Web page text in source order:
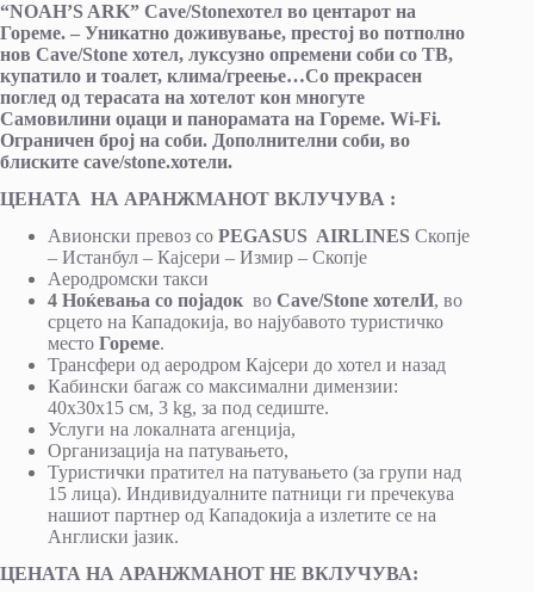
“NOAH’S ARK” Cave/Stoneхотел во центарот на
Гореме. – Уникатно доживување, престој во потполно
нов Cave/Stone хотел, луксузно опремени соби со ТВ,
купатило и тоалет, клима/греење…Со прекрасен
поглед од терасата на хотелот кон многуте
Самовилини оџаци и панорамата на Гореме. Wi-Fi.
Ограничен број на соби. Дополнителни соби, во
блиските cave/stone.хотели.
ЦЕНАТА НА АРАНЖМАНОТ ВКЛУЧУВА :
Авионски превоз со PEGASUS AIRLINES Скопје
– Истанбул – Кајсери – Измир – Скопје
Аеродромски такси
4 Ноќевања со појадок во Cave/Stone хотелИ, во
срцето на Кападокија, во најубавото туристичко
место Гореме.
Трансфери од аеродром Кајсери до хотел и назад
Кабински багаж со максимални димензии:
40х30х15 см, 3 kg, за под седиште.
Услуги на локалната агенција,
Организација на патувањето,
Туристички пратител на патувањето (за групи над
15 лица). Индивидуалните патници ги пречекува
нашиот партнер од Кападокија а излетите се на
Англиски јазик.
ЦЕНАТА НА АРАНЖМАНОТ НЕ ВКЛУЧУВА: